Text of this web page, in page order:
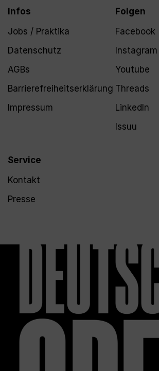
Infos
Jobs / Praktika
Datenschutz
AGBs
Barrierefreiheitserklärung
Impressum
Service
Kontakt
Presse
Folgen
Facebook
Instagram
Youtube
Threads
LinkedIn
Issuu